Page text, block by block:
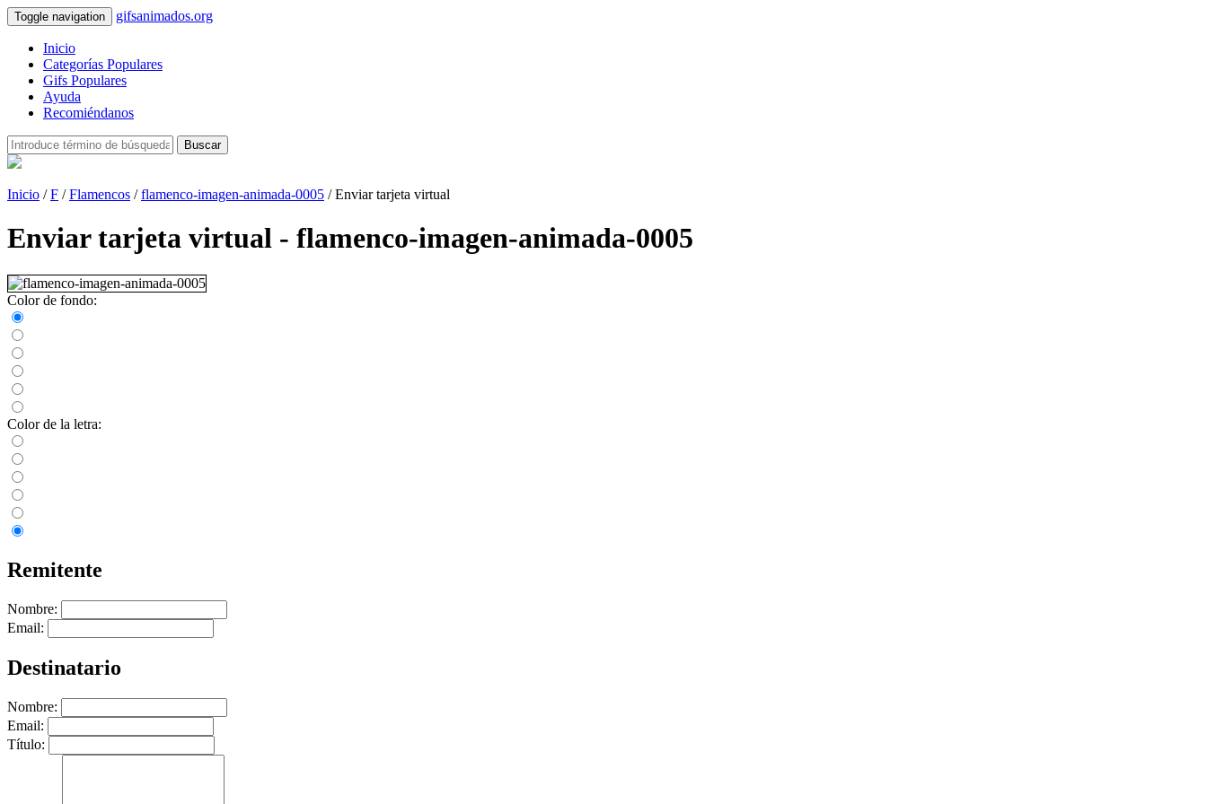
Toggle navigation gifsanimados.org
Inicio
Categorías Populares
Gifs Populares
Ayuda
Recomiéndanos
Buscar
Inicio /F /Flamencos /flamenco-imagen-animada-0005 / Enviar tarjeta virtual
Enviar tarjeta virtual - flamenco-imagen-animada-0005
Color de fondo:
Color de la letra:
Remitente
Nombre:
Email:
Destinatario
Nombre:
Email:
Título: